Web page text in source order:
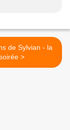
de Sylvian - la
soirée >